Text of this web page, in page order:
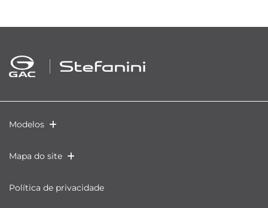
Modelos
Mapa do site
Política de privacidade